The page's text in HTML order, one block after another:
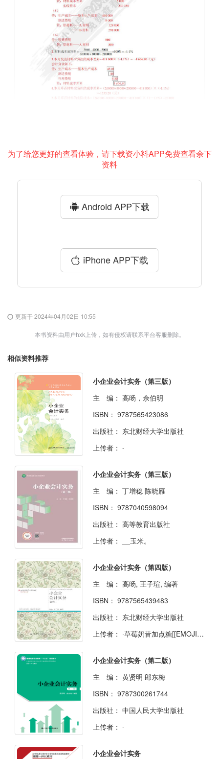
为了给您更好的查看体验，请下载资小料APP免费查看余下
资料
Android APP下载
iPhone APP下载
更新于 2024年04月02日 10:55
本书资料由用户hxk上传，如有侵权请联系平台客服删除。
相似资料推荐
小企业会计实务（第三版）
主 编： 高旸，佘伯明
ISBN： 9787565423086
出版社： 东北财经大学出版社
上传者： -
小企业会计实务（第三版）
主 编： 丁增稳 陈晓雁
ISBN： 9787040598094
出版社： 高等教育出版社
上传者：
__玉米。
小企业会计实务（第四版）
主 编： 高旸, 王子瑄, 编著
ISBN： 9787565439483
出版社： 东北财经大学出版社
上传者： ·草莓奶昔加点糖[[EMOJI:%F0%9F%8D%93]]
小企业会计实务（第二版）
主 编： 黄贤明 郎东梅
ISBN： 9787300261744
出版社： 中国人民大学出版社
上传者： -
小企业会计实务